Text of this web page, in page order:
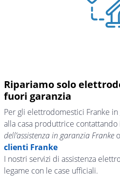
Ripariamo solo
fuori garanzia
Per gli elettrodomestici Franke
alla casa produttrice
dell’assistenza in garanzia Franke
clienti Franke
I nostri servizi di assistenza
legame con le case ufficiali.